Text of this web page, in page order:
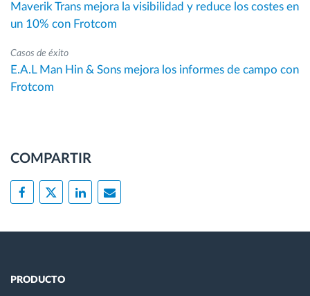
Maverik Trans mejora la visibilidad y reduce los costes en
un 10% con Frotcom
Casos de éxito
E.A.L Man Hin & Sons mejora los informes de campo con
Frotcom
COMPARTIR
PRODUCTO